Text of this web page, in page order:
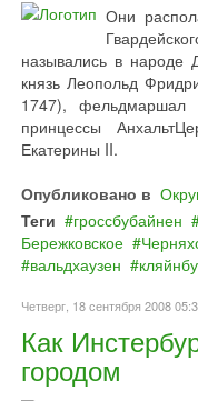
Они
назывались в народе
князь Леопольд
1747), фельдмаршал
принцессы
Екатерины II.
Опубликовано в
Теги
гроссбубайнен
Бережковское
вальдхаузен
Четверг, 18 сентября 2008
Как
городом